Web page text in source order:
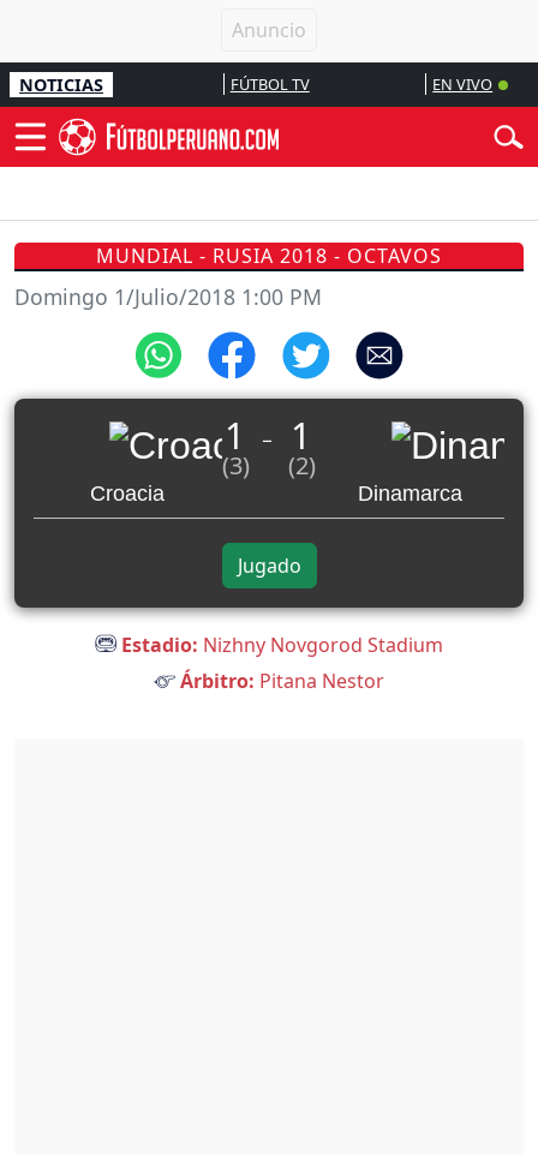
NOTICIAS FÚTBOL TV EN VIVO
MUNDIAL - RUSIA 2018 - OCTAVOS
Domingo 1/Julio/2018 1:00 PM
Croacia
1
(3) _ 1
(2)
Dinamarca
Jugado
Estadio: Nizhny Novgorod Stadium
Árbitro: Pitana Nestor